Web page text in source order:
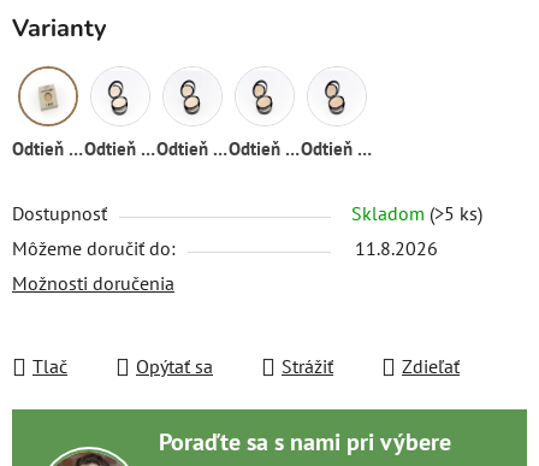
Varianty
Odtieň 01 Odtieň 01 Odtieň 02 Odtieň 03 Odtieň 04
Dostupnosť Skladom (>5 ks)
Môžeme doručiť do:
11.8.2026
Možnosti doručenia
Tlač Opýtať sa Strážiť Zdieľať
Poraďte sa s nami pri výbere